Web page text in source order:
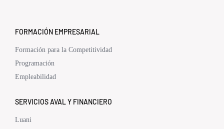
FORMACIÓN EMPRESARIAL
Formación para la Competitividad
Programación
Empleabilidad
SERVICIOS AVAL Y FINANCIERO
Luani